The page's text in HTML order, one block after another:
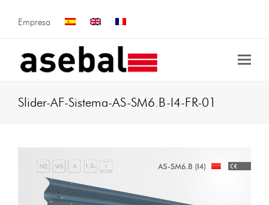
Empresa
Slider-AF-Sistema-AS-SM6.B-I4-FR-01